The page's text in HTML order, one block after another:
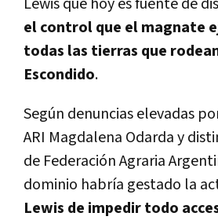
el control que el magnate
todas las tierras que
Escondido.
Según denuncias elevadas
ARI Magdalena Odarda y
de Federación Agraria
dominio habría gestado la
Lewis de impedir todo